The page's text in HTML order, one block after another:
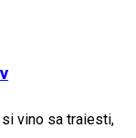
vino sa traiesti,